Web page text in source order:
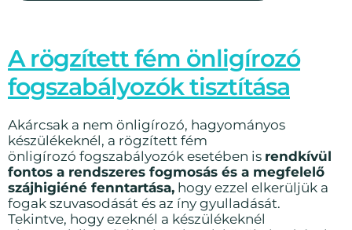
A rögzített fém önligírozó
fogszabályozók tisztítása
Akárcsak a nem önligírozó, hagyományos
készülékeknél, a rögzített fém
önligírozó fogszabályozók esetében is rendkívül
fontos a rendszeres fogmosás és a megfelelő
szájhigiéné fenntartása, hogy ezzel elkerüljük a
fogak szuvasodását és az íny gyulladását.
Tekintve, hogy ezeknél a készülékeknél